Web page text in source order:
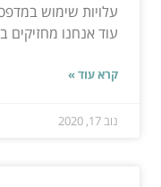
עלויות שימוש
עוד אנחנו
קרא עוד »
נוב 17, 2020